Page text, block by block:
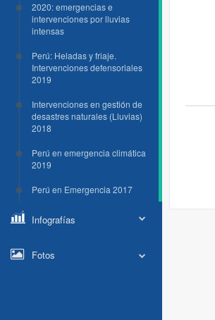
2020: emergencias e
intervenciones por lluvias
intensas
Perú: Heladas y friaje.
Intervenciones defensoriales
2019
Intervenciones en gestión de
desastres naturales (Lluvias)
2018
Perú en emergencia climática
2019
Perú en Emergencia 2017
Infografías
Fotos